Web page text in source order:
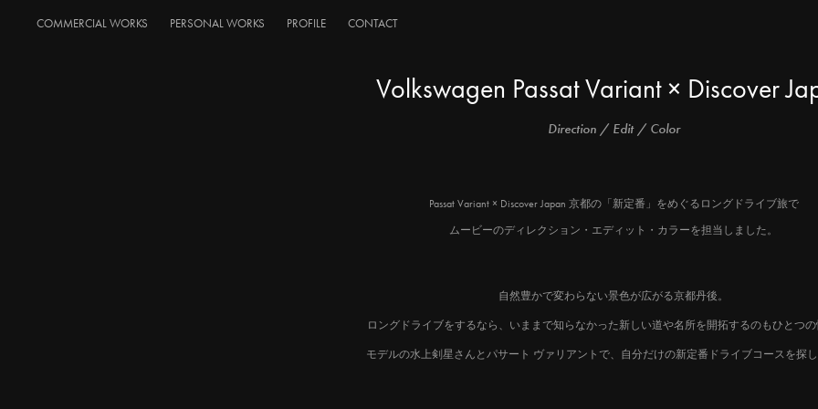
COMMERCIAL WORKS PERSONAL WORKS PROFILE CONTACT
Volkswagen Passat Variant × Discover
Direction / Edit / Color
Passat Variant × Discover Japan 京都の「新定番」をめぐるロングドライブ旅で
ムービーのディレクション・エディット・カラーを担当しました。
自然豊かで変わらない景色が広がる京都丹後。
ロングドライブをするなら、いままで知らなかった新しい道や名所を開拓するのもひとつの
モデルの水上剣星さんとパサート ヴァリアントで、自分だけの新定番ドライブコースを探し